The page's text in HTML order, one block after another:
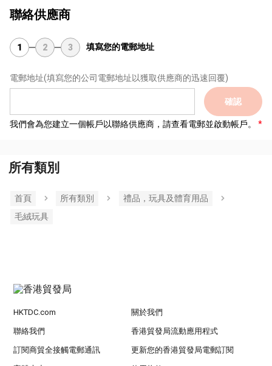
聯絡供應商
1 2 3 填寫您的電郵地址
電郵地址(填寫您的公司電郵地址以獲取供應商的迅速回覆)
確認
我們會為您建立一個帳戶以聯絡供應商，請查看電郵並啟動帳戶。
所有類別
首頁 所有類別
禮品，玩具及體育用品
毛絨玩具
HKTDC.com 關於我們
聯絡我們 香港貿發局流動應用程式
訂閱商貿全接觸電郵通訊 更新您的香港貿發局電郵訂閱